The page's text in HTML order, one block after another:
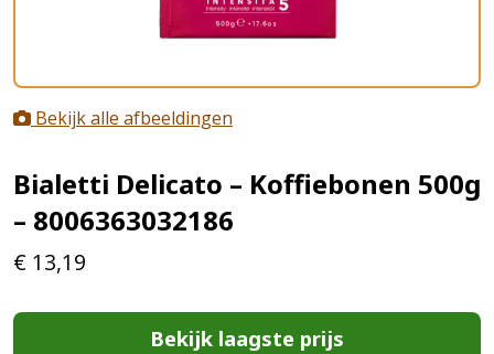
Bekijk alle afbeeldingen
Bialetti Delicato – Koffiebonen 500g
– 8006363032186
€ 13,19
Bekijk laagste prijs